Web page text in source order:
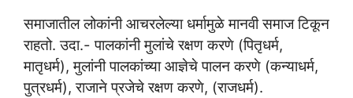
समाजातील लोकांनी आचरलेल्या धर्मामुळे मानवी समाज टिकून
राहतो. उदा.- पालकांनी मुलांचे रक्षण करणे (पितृधर्म,
मातृधर्म), मुलांनी पालकांच्या आज्ञेचे पालन करणे (कन्याधर्म,
पुत्रधर्म), राजाने प्रजेचे रक्षण करणे, (राजधर्म).